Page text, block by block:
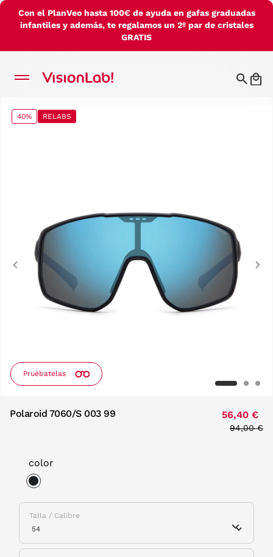
Con el PlanVeo hasta 100€ de ayuda en gafas graduadas
infantiles y además, te regalamos un 2º par de cristales
GRATIS
40% RELABS
Pruébatelas
Previous
Polaroid 7060/S 003 99 56,40 €
Price
94,00 €
color
Talla / Calibre